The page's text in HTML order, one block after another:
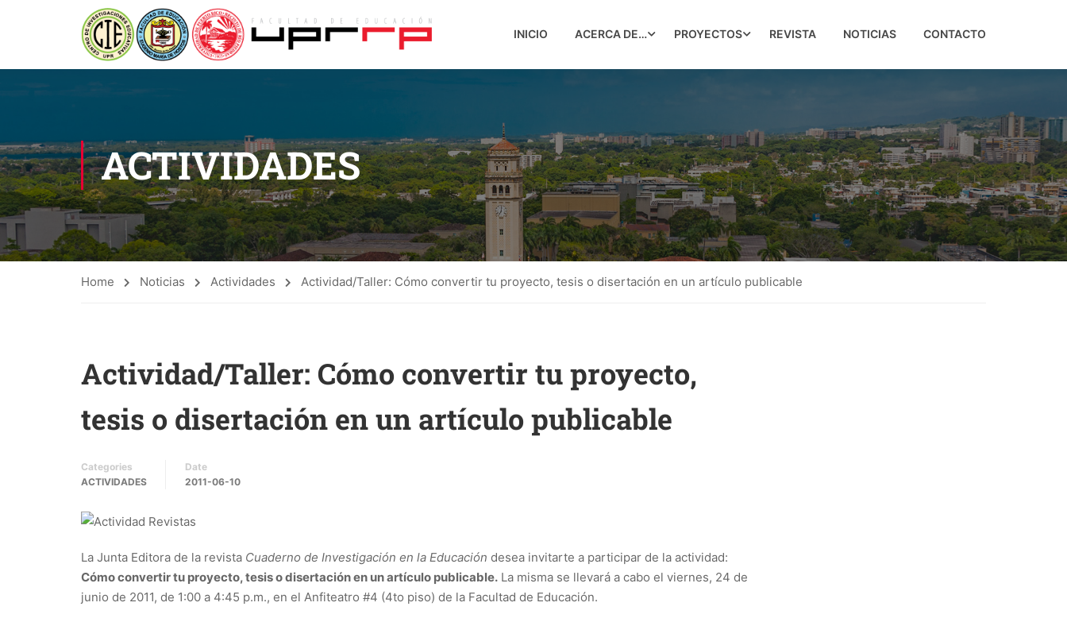
INICIO ACERCA DE… PROYECTOS REVISTA NOTICIAS CONTACTO
ACTIVIDADES
Home Noticias Actividades Actividad/Taller: Cómo convertir tu proyecto, tesis o disertación en un artículo publicable
Actividad/Taller: Cómo convertir tu proyecto,
tesis o disertación en un artículo publicable
Categories
ACTIVIDADES
Date
2011-06-10
La Junta Editora de la revista Cuaderno de Investigación en la Educación desea invitarte a participar de la actividad:
Cómo convertir tu proyecto, tesis o disertación en un artículo publicable. La misma se llevará a cabo el viernes, 24 de
junio de 2011, de 1:00 a 4:45 p.m., en el Anfiteatro #4 (4to piso) de la Facultad de Educación.